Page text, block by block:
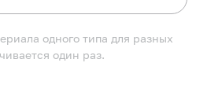
одного типа для разных
один раз.